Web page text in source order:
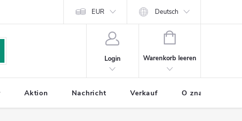
Osobne údaje Ako nakupovať
EUR Deutsch
Login
WARENKORB
Warenkorb leeren
Aktion Nachricht Verkauf O značke BUXA